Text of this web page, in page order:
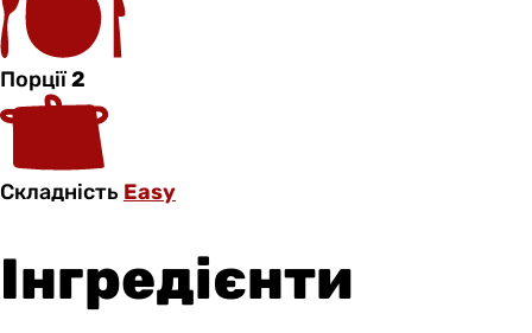
Порції2
Складність Easy
Інгредієнти